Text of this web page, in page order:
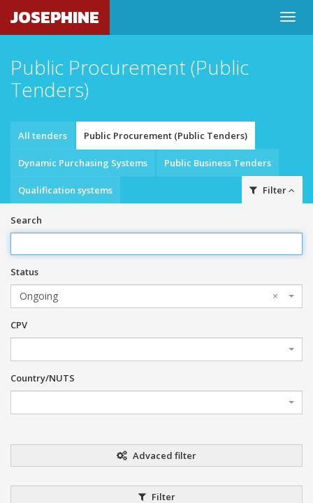
JOSEPHINE
Public Procurement (Public
Tenders)
All tenders Public Procurement (Public Tenders)
Dynamic Purchasing Systems Public Business Tenders
Qualification systems Filter
Search
Status
×
Ongoing
CPV
Country/NUTS
Advaced filter
Filter